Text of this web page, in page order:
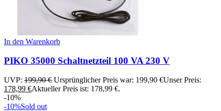
In den Warenkorb
PIKO 35000 Schaltnetzteil 100 VA 230 V
UVP: 199,90€ Ursprünglicher Preis war: 199,90 €Unser Preis:
178,99 €Aktueller Preis ist: 178,99 €.
-10%
-10%Sold out